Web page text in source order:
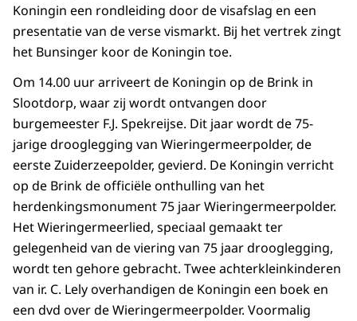
Koningin een rondleiding door de visafslag en een
presentatie van de verse vismarkt. Bij het vertrek zingt
het Bunsinger koor de Koningin toe.
Om 14.00 uur arriveert de Koningin op de Brink in
Slootdorp, waar zij wordt ontvangen door
burgemeester F.J. Spekreijse. Dit jaar wordt de 75-
jarige drooglegging van Wieringermeerpolder, de
eerste Zuiderzeepolder, gevierd. De Koningin verricht
op de Brink de officiële onthulling van het
herdenkingsmonument 75 jaar Wieringermeerpolder.
Het Wieringermeerlied, speciaal gemaakt ter
gelegenheid van de viering van 75 jaar drooglegging,
wordt ten gehore gebracht. Twee achterkleinkinderen
van ir. C. Lely overhandigen de Koningin een boek en
een dvd over de Wieringermeerpolder. Voormalig